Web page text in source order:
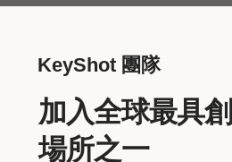
KeyShot 團隊
加入全球最具
場所之一